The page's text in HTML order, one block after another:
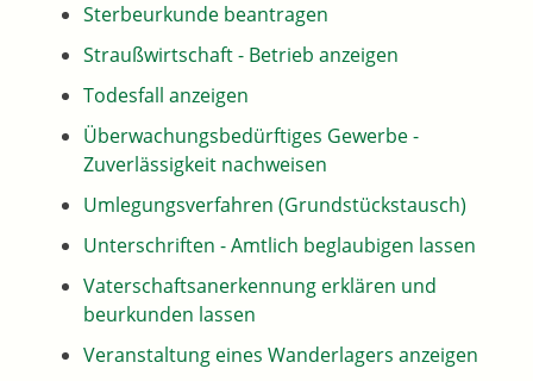
Sterbeurkunde beantragen
Straußwirtschaft - Betrieb anzeigen
Todesfall anzeigen
Überwachungsbedürftiges Gewerbe -
Zuverlässigkeit nachweisen
Umlegungsverfahren (Grundstückstausch)
Unterschriften - Amtlich beglaubigen lassen
Vaterschaftsanerkennung erklären und
beurkunden lassen
Veranstaltung eines Wanderlagers anzeigen